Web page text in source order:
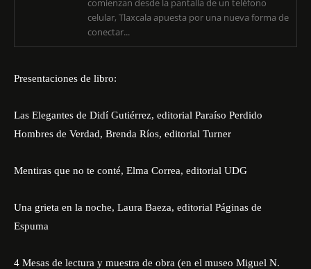
comienzan desde la pantalla de un teléfono
celular, Tlaxcala apuesta por una nueva forma de
conectar...
Presentaciones de libro:
Las Elegantes de Didí Gutiérrez, editorial Paraíso Perdido
Hombres de Verdad, Brenda Ríos, editorial Turner
Mentiras que no te conté, Elma Correa, editorial UDG
Una grieta en la noche, Laura Baeza, editorial Páginas de
Espuma
4 Mesas de lectura y muestra de obra (en el museo Miguel N.